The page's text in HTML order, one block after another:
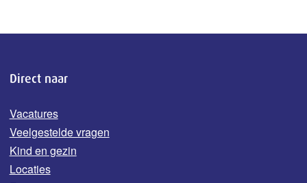
Direct naar
Vacatures
Veelgestelde vragen
Kind en gezin
Locaties